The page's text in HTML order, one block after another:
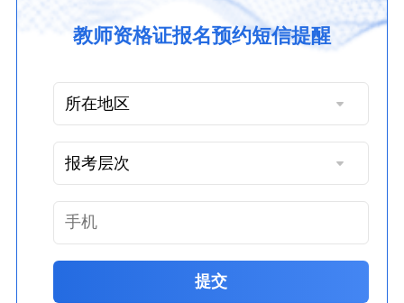
教师资格证报名预约短信提醒
提交